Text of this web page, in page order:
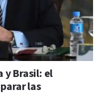
y Brasil: el
las